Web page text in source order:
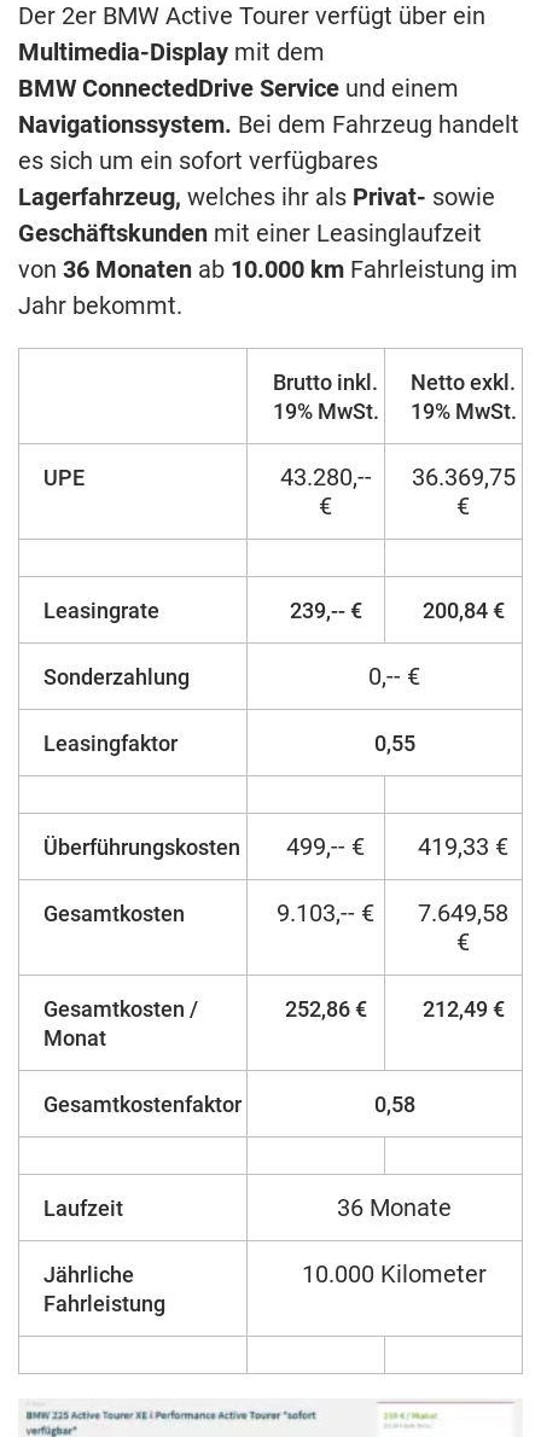
Der 2er BMW Active Tourer verfügt über ein
Multimedia-Display mit dem
BMW ConnectedDrive Service und einem
Navigationssystem. Bei dem Fahrzeug handelt
es sich um ein sofort verfügbares
Lagerfahrzeug, welches ihr als Privat- sowie
Geschäftskunden mit einer Leasinglaufzeit
von 36 Monaten ab 10.000 km Fahrleistung im
Jahr bekommt.
Brutto inkl.
19% MwSt.
Netto exkl.
19% MwSt.
UPE
43.280,--
€
36.369,75
€
Leasingrate 239,-- € 200,84 €
Sonderzahlung 0,-- €
Leasingfaktor 0,55
Überführungskosten 499,-- € 419,33 €
Gesamtkosten 9.103,-- €
7.649,58
€
Gesamtkosten /
Monat
252,86 € 212,49 €
Gesamtkostenfaktor 0,58
Laufzeit 36 Monate
Jährliche
Fahrleistung
10.000 Kilometer